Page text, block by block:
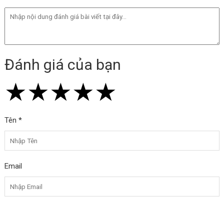
Đánh giá của bạn
★
★★
★★★
★★★★
★★★★★
Tên *
Email